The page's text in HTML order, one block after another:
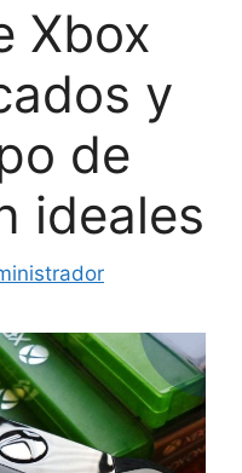
Xbox
y
de
ideales